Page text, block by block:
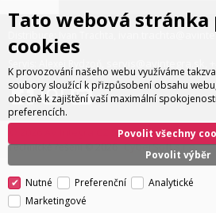
597
© 2026 AV Integra CZ s.r.o. Všechna práva
Technické řešení © 2026 CyberSoft s.r.o.
Tato webová stránka
cookies
K provozování našeho webu využíváme
soubory sloužící k přizpůsobení obsahu
obecně k zajištění vaší maximální
preferencích.
Povolit výběr
Povolit všechny
Nutné Preferenční
Analytické
Marketingové